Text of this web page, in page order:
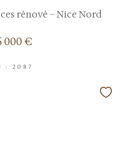
rénové – Nice Nord
000 €
: 2087